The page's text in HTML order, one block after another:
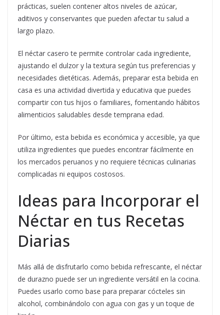
prácticas, suelen contener altos niveles de azúcar,
aditivos y conservantes que pueden afectar tu salud a
largo plazo.
El néctar casero te permite controlar cada ingrediente,
ajustando el dulzor y la textura según tus preferencias y
necesidades dietéticas. Además, preparar esta bebida en
casa es una actividad divertida y educativa que puedes
compartir con tus hijos o familiares, fomentando hábitos
alimenticios saludables desde temprana edad.
Por último, esta bebida es económica y accesible, ya que
utiliza ingredientes que puedes encontrar fácilmente en
los mercados peruanos y no requiere técnicas culinarias
complicadas ni equipos costosos.
Ideas para Incorporar el
Néctar en tus Recetas
Diarias
Más allá de disfrutarlo como bebida refrescante, el néctar
de durazno puede ser un ingrediente versátil en la cocina.
Puedes usarlo como base para preparar cócteles sin
alcohol, combinándolo con agua con gas y un toque de